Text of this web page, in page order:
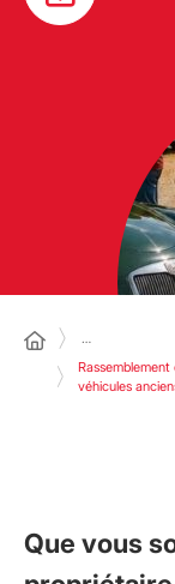
…
Rassemblement
véhicules
Que vous